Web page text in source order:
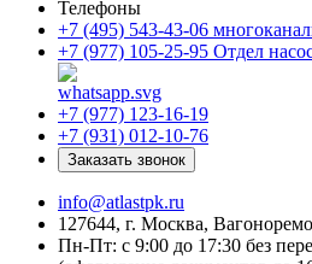
Телефоны
+7 (495) 543-43-06
+7 (977) 105-25-95 Отдел
+7 (977) 123-16-19
+7 (931) 012-10-76
Заказать звонок
info@atlastpk.ru
127644, г. Москва,
Пн-Пт: с 9:00 до 17:30 без